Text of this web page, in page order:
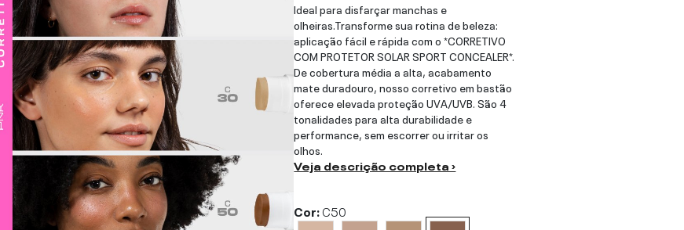
Ideal para disfarçar manchas e
olheiras.Transforme sua rotina de beleza:
aplicação fácil e rápida com o *CORRETIVO
COM PROTETOR SOLAR SPORT CONCEALER*.
De cobertura média a alta, acabamento
mate duradouro, nosso corretivo em bastão
oferece elevada proteção UVA/UVB. São 4
tonalidades para alta durabilidade e
performance, sem escorrer ou irritar os
olhos.
Veja descrição completa ›
Cor:C50